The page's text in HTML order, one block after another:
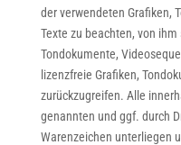
der verwendeten Grafiken,
Texte zu beachten, von
Tondokumente,
lizenzfreie Grafiken,
zurückzugreifen. Alle
genannten und ggf. durch
Warenzeichen unterliegen